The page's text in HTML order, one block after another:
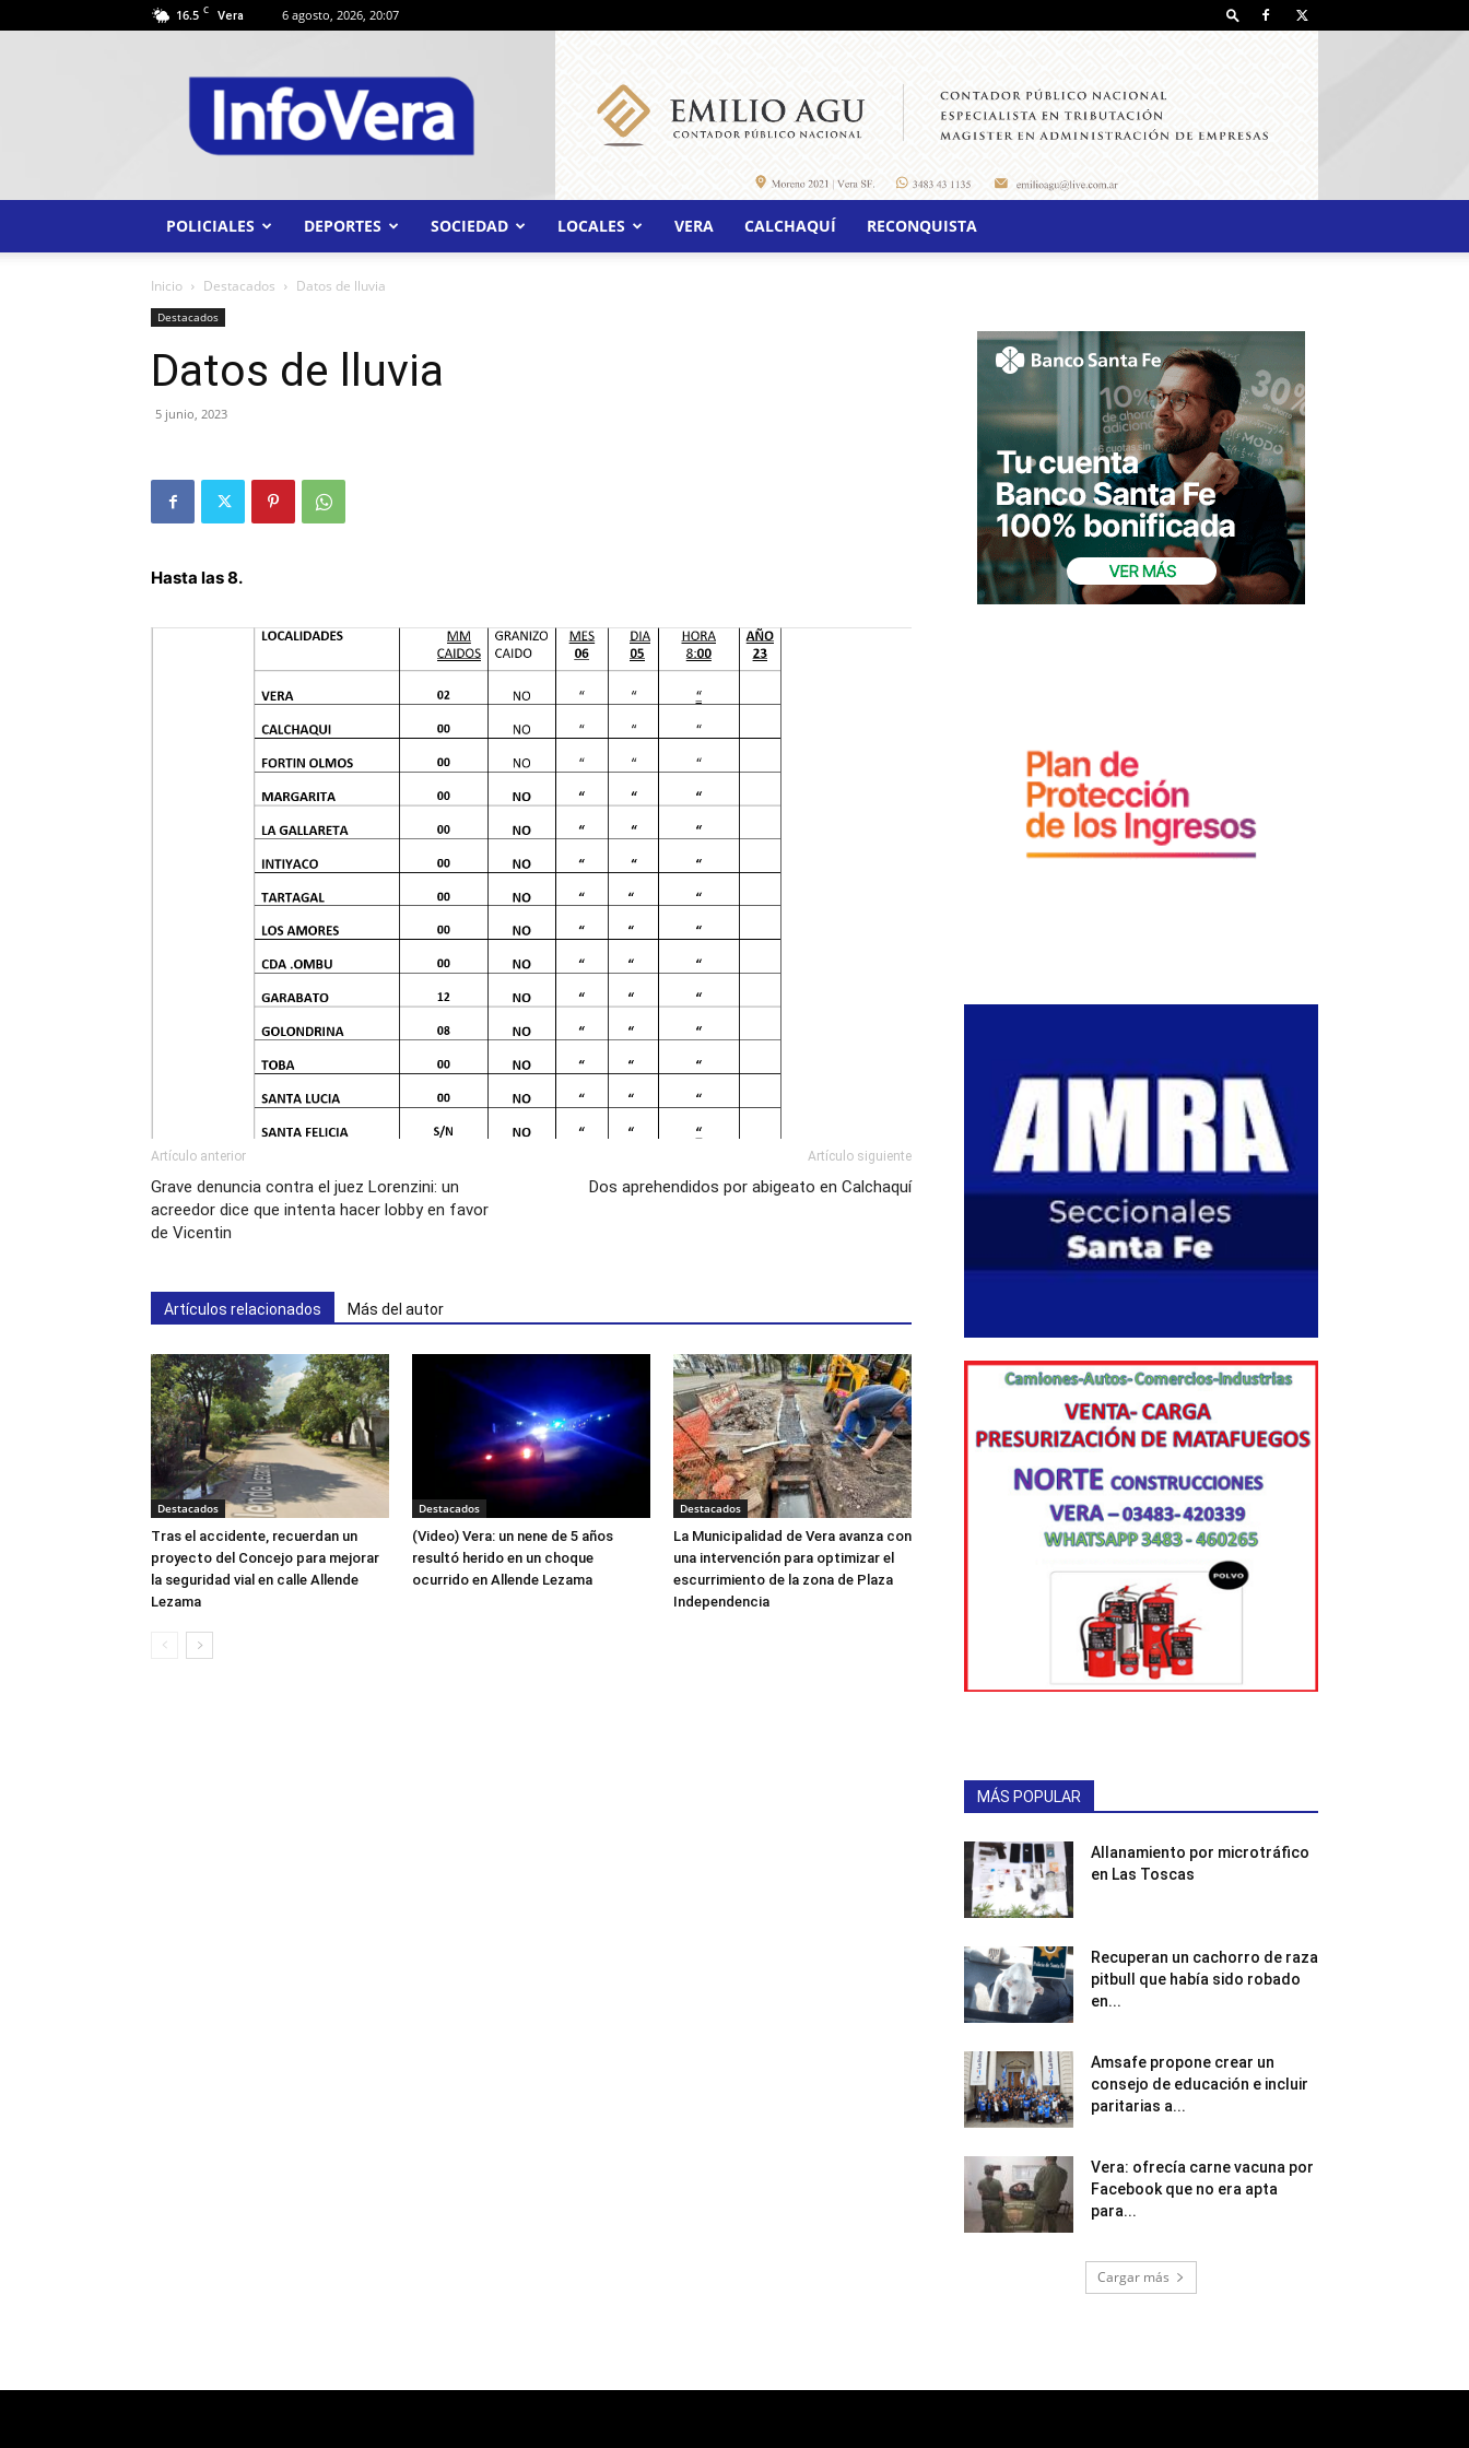
16.5 C Vera 6 agosto, 2026, 20:07
INFO
VERA
POLICIALES DEPORTES SOCIEDAD LOCALES VERA CALCHAQUÍ RECONQUISTA
Inicio Destacados Datos de lluvia
Destacados
Datos de lluvia
5 junio, 2023
Hasta las 8.
Artículo anterior
Grave denuncia contra el juez Lorenzini: un
acreedor dice que intenta hacer lobby en favor
de Vicentin
Artículo siguiente
Dos aprehendidos por abigeato en Calchaquí
Artículos relacionados Más del autor
Destacados
Tras el accidente, recuerdan un
proyecto del Concejo para mejorar
la seguridad vial en calle Allende
Lezama
Destacados
(Video) Vera: un nene de 5 años
resultó herido en un choque
ocurrido en Allende Lezama
Destacados
La Municipalidad de Vera avanza con
una intervención para optimizar el
escurrimiento de la zona de Plaza
Independencia
MÁS POPULAR
Allanamiento por microtráfico
en Las Toscas
Recuperan un cachorro de raza
pitbull que había sido robado
en...
Amsafe propone crear un
consejo de educación e incluir
paritarias a...
Vera: ofrecía carne vacuna por
Facebook que no era apta
para...
Cargar más